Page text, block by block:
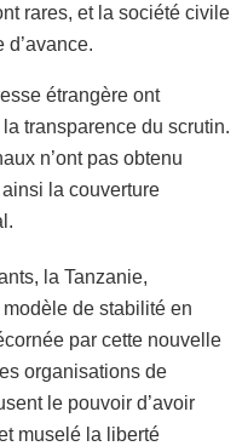
rares, et la société civile
étrangère ont
transparence du scrutin.
n’ont pas obtenu
la couverture
la Tanzanie,
de stabilité en
par cette nouvelle
organisations de
le pouvoir d’avoir
muselé la liberté